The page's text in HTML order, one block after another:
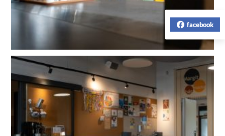
facebook